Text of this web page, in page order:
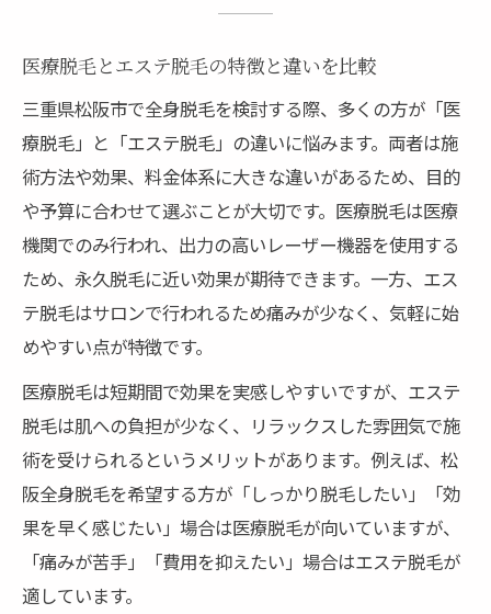
医療脱毛とエステ脱毛の特徴と違いを比較
三重県松阪市で全身脱毛を検討する際、多くの方が「医
療脱毛」と「エステ脱毛」の違いに悩みます。両者は施
術方法や効果、料金体系に大きな違いがあるため、目的
や予算に合わせて選ぶことが大切です。医療脱毛は医療
機関でのみ行われ、出力の高いレーザー機器を使用する
ため、永久脱毛に近い効果が期待できます。一方、エス
テ脱毛はサロンで行われるため痛みが少なく、気軽に始
めやすい点が特徴です。
医療脱毛は短期間で効果を実感しやすいですが、エステ
脱毛は肌への負担が少なく、リラックスした雰囲気で施
術を受けられるというメリットがあります。例えば、松
阪全身脱毛を希望する方が「しっかり脱毛したい」「効
果を早く感じたい」場合は医療脱毛が向いていますが、
「痛みが苦手」「費用を抑えたい」場合はエステ脱毛が
適しています。